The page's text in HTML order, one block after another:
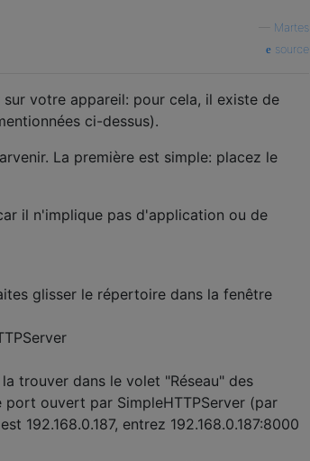
Martes
source
votre appareil: pour cela, il existe de
ci-dessus).
La première est simple: placez le
il n'implique pas d'application ou de
glisser le répertoire dans la fenêtre
trouver dans le volet "Réseau" des
port ouvert par SimpleHTTPServer (par
192.168.0.187, entrez 192.168.0.187:8000